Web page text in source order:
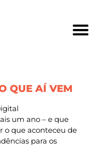
QUE AÍ VEM
um ano – e que
o que aconteceu de
para os